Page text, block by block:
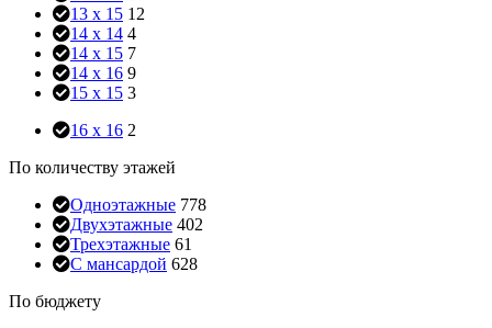
13 x 15 12
14 x 14 4
14 x 15 7
14 x 16 9
15 x 15 3
16 x 16 2
По количеству этажей
Одноэтажные 778
Двухэтажные 402
Трехэтажные 61
С мансардой 628
По бюджету